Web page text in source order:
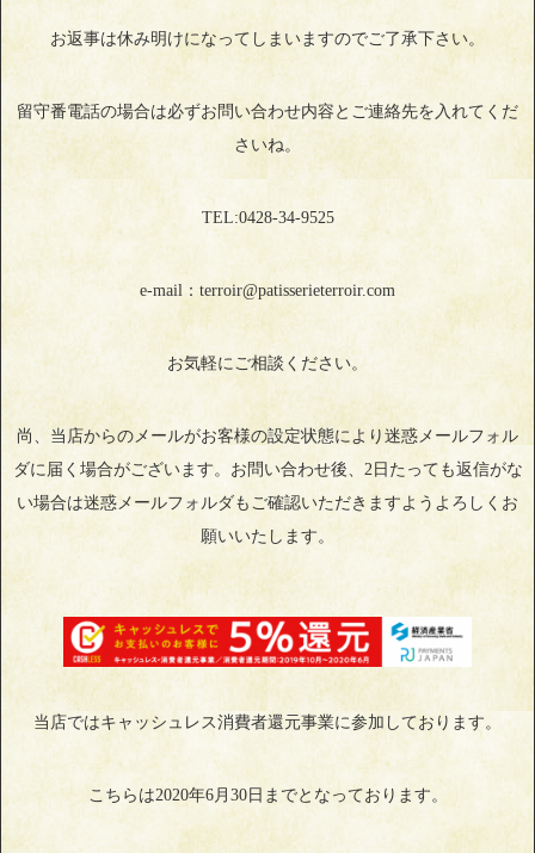
お返事は休み明けになってしまいますのでご了承下さい。
留守番電話の場合は必ずお問い合わせ内容とご連絡先を入れてくだ
さいね。
TEL:0428‐34‐9525
e-mail：terroir@patisserieterroir.com
お気軽にご相談ください。
尚、当店からのメールがお客様の設定状態により迷惑メールフォル
ダに届く場合がございます。お問い合わせ後、2日たっても返信がな
い場合は迷惑メールフォルダもご確認いただきますようよろしくお
願いいたします。
当店ではキャッシュレス消費者還元事業に参加しております。
こちらは2020年6月30日までとなっております。